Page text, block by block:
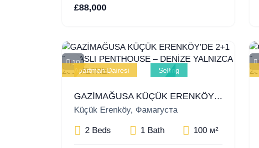
£88,000
10
Apartman Dairesi
Selling
GAZİMAĞUSA KÜÇÜK ERENKÖY’DE 2+1 TERASLI PENTHOUSE – DENİZE YALNIZCA 200 METRE!
Küçük Erenköy, Фамагуста
2 Beds 1 Bath 100 м²